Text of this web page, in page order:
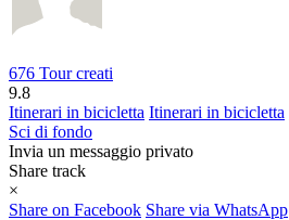
676 Tour creati
9.8
Itinerari in bicicletta Itinerari in bicicletta
Sci di fondo
Invia un messaggio privato
Share track
×
Share on Facebook Share via WhatsApp